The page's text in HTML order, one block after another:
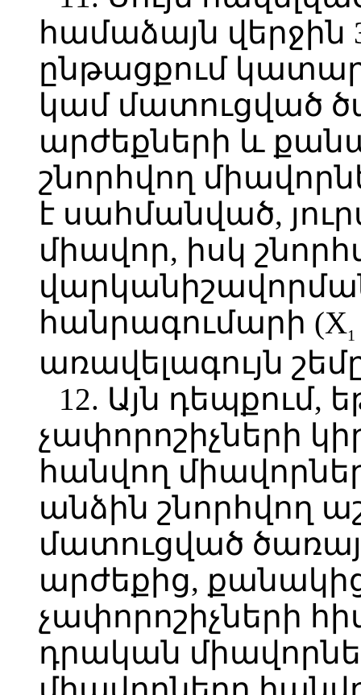
համաձայն վերջին
ընթացքում
կամ մատուցված
արժեքների և
շնորհվող
է սահմանված,
միավոր, իսկ
հանրագումարի (X1
առավելագույն
12. Այն
չափորոշիչների
հանվող
անձին շնորհվող
մատուցված
արժեքից,
չափորոշիչների
դրական